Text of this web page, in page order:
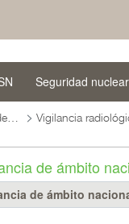
Seguridad nuclear
de ámbito